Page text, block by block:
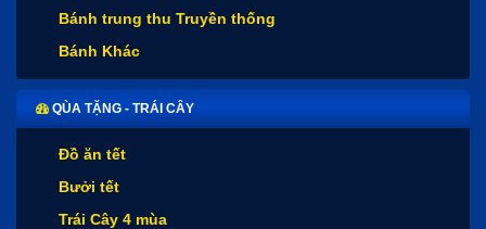
Bánh trung thu Truyền thống
Bánh Khác
QÙA TẶNG - TRÁI CÂY
Đồ ăn tết
Bưởi tết
Trái Cây 4 mùa